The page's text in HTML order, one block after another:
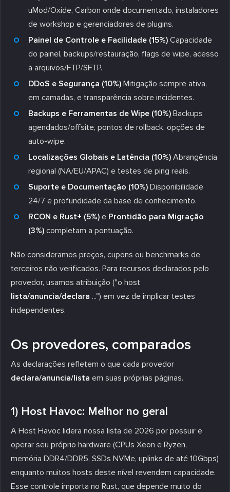
uMod/Oxide, Carbon onde documentado, instaladores
de workshop e gerenciadores de plugins.
Painel de Controle e Facilidade (15%) Capacidade
do painel, backups/restauração, flags de wipe, acesso
a arquivos/FTP/SFTP.
DDoS e Segurança (10%) Mitigação sempre ativa,
em camadas, e transparência sobre incidentes.
Backups e Ferramentas de Wipe (10%) Backups
agendados/offsite, pontos de rollback, opções de
auto-wipe.
Localizações Globais e Latência (10%) Abrangência
regional (NA/EU/APAC) e testes de ping reais.
Suporte e Documentação (10%) Disponibilidade
24/7 e profundidade da base de conhecimento.
RCON e Rust+ (5%) e Prontidão para Migração
(3%) completam a pontuação.
Não consideramos preços, cupons ou benchmarks de
terceiros não verificados. Para recursos declarados pelo
provedor, usamos atribuição ("o host
lista/anuncia/declara ...") em vez de implicar testes
independentes.
Os provedores, comparados
As declarações refletem o que cada provedor
declara/anuncia/lista em suas próprias páginas.
1) Host Havoc: Melhor no geral
A Host Havoc lidera nossa lista de 2026 por possuir e
operar seu próprio hardware (CPUs Xeon e Ryzen,
memória DDR4/DDR5, SSDs NVMe, uplinks de até 10Gbps)
enquanto muitos hosts deste nível revendem capacidade.
Esse controle importa no Rust, que depende muito do